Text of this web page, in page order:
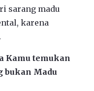
sarang madu
karena
Kamu temukan
bukan Madu